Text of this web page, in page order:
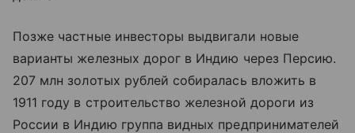
Позже частные инвесторы выдвигали новые
варианты железных дорог в Индию через Персию.
207 млн золотых рублей собиралась вложить в
1911 году в строительство железной дороги из
России в Индию группа видных предпринимателей